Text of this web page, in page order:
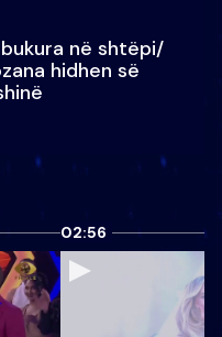
në shtëpi/
hidhen së
02:56